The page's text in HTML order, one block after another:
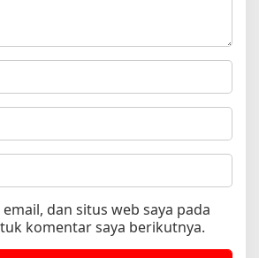
dan situs web saya pada
komentar saya berikutnya.